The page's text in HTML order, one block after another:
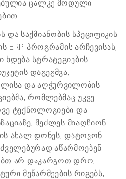
ცალკე მოდული
საქმიანობის სპეციფიკის
ERP პროგრამის არჩევისას,
სტრატეგიების
დაგეგმვა,
და აღჭურვილობის
რომლებმაც უკვე
ტექნოლოგიები და
შეძლეს მიაღწიონ
ახალ დონეს, დატოვონ
ძველებურად აწარმოებენ
არ დაკარგოთ დრო,
მეწარმეების რიგებს,